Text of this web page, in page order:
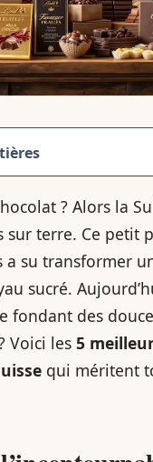
? Alors la
sur terre. Ce petit
a su transformer
sucré.
fondant des
Voici les 5
qui méritent